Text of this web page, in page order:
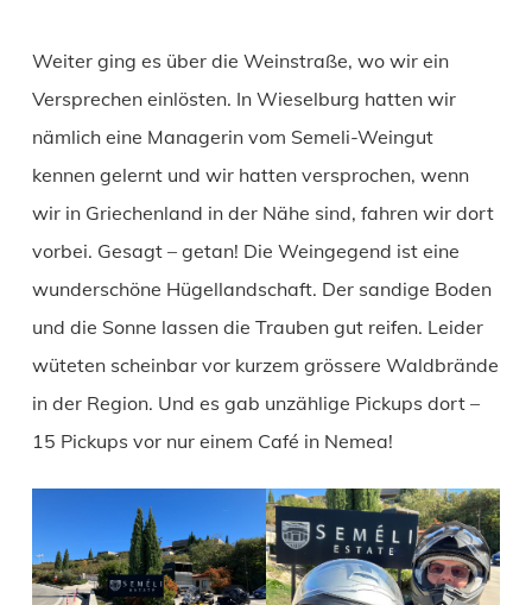
Weiter ging es über die Weinstraße, wo wir ein
Versprechen einlösten. In Wieselburg hatten wir
nämlich eine Managerin vom Semeli-Weingut
kennen gelernt und wir hatten versprochen, wenn
wir in Griechenland in der Nähe sind, fahren wir dort
vorbei. Gesagt – getan! Die Weingegend ist eine
wunderschöne Hügellandschaft. Der sandige Boden
und die Sonne lassen die Trauben gut reifen. Leider
wüteten scheinbar vor kurzem grössere Waldbrände
in der Region. Und es gab unzählige Pickups dort –
15 Pickups vor nur einem Café in Nemea!